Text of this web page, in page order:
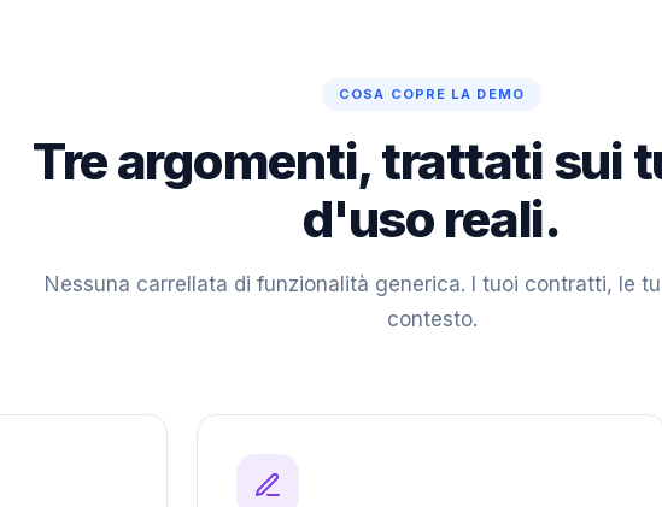
COSA COPRE LA DEMO
Tre argomenti, trattati sui
d'uso reali.
Nessuna carrellata di funzionalità generica. I tuoi contratti, le
contesto.